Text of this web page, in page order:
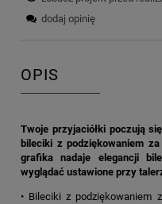
dodaj opinię
OPIS
Twoje przyjaciółki poczują
bileciki z podziękowaniem
grafika nadaje elegancji
wyglądać ustawione przy
• Bileciki z podziękowaniem